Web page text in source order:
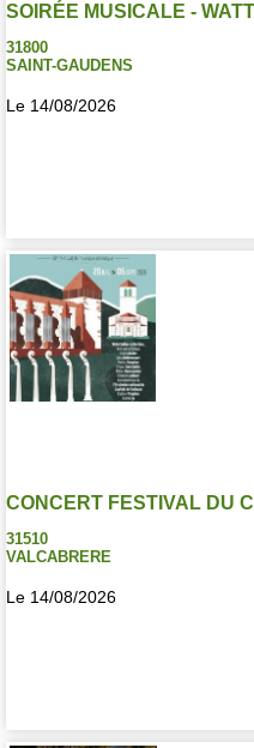
SOIRÉE MUSICALE -
31800
SAINT-GAUDENS
Le 14/08/2026
CONCERT FESTIVAL DU
31510
VALCABRERE
Le 14/08/2026